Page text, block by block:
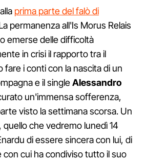
prima parte del falò di
permanenza all'Is Morus Relais
emerse delle difficoltà
in crisi il rapporto tra il
i conti con la nascita di un
e il singleAlessandro
un'immensa sofferenza,
visto la settimana scorsa. Un
che vedremo lunedì 14
di essere sincera con lui, di
cui ha condiviso tutto il suo